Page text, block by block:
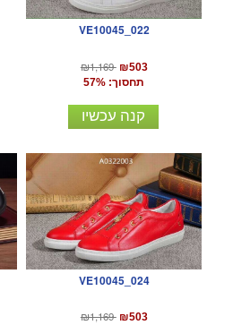
VE10045_022
₪1,169 ₪503
תחסוך: 57%
קנה עכשיו
VE10045_024
₪1,169 ₪503